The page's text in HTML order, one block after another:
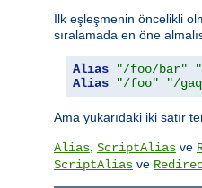
İlk eşleşmenin öncelikli
sıralamada en öne
Alias "/foo/bar"
Alias
"/foo" "/
Ama yukarıdaki iki satır
Alias ScriptAlias ve
ScriptAlias ve